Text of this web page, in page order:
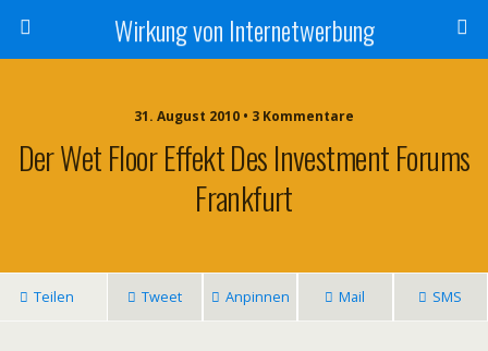
Wirkung von Internetwerbung
31. August 2010 • 3 Kommentare
Der Wet Floor Effekt Des Investment Forums
Frankfurt
Teilen Tweet Anpinnen Mail SMS